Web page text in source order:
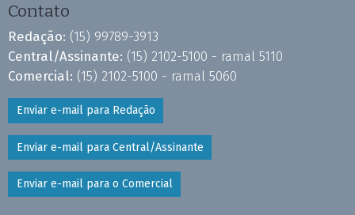
Contato
Redação: (15) 99789-3913
Central/Assinante: (15) 2102-5100 - ramal 5110
Comercial: (15) 2102-5100 - ramal 5060
Enviar e-mail para Redação
Enviar e-mail para Central/Assinante
Enviar e-mail para o Comercial